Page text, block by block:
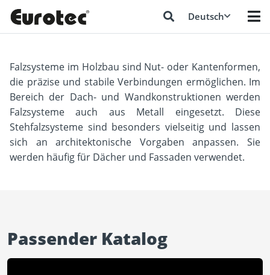
Deutsch
Falzsysteme
Falzsysteme im Holzbau sind Nut- oder Kantenformen,
die präzise und stabile Verbindungen ermöglichen. Im
Bereich der Dach- und Wandkonstruktionen werden
Falzsysteme auch aus Metall eingesetzt. Diese
Stehfalzsysteme sind besonders vielseitig und lassen
sich an architektonische Vorgaben anpassen. Sie
werden häufig für Dächer und Fassaden verwendet.
Passender Katalog